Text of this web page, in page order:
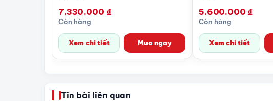
7.330.000 ₫
Còn hàng
Xem chi tiết Mua ngay
5.600.000 ₫
Còn hàng
Xem chi tiết
Tin bài liên quan